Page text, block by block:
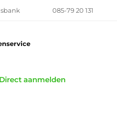
085-79 20 131
Direct aanmelden